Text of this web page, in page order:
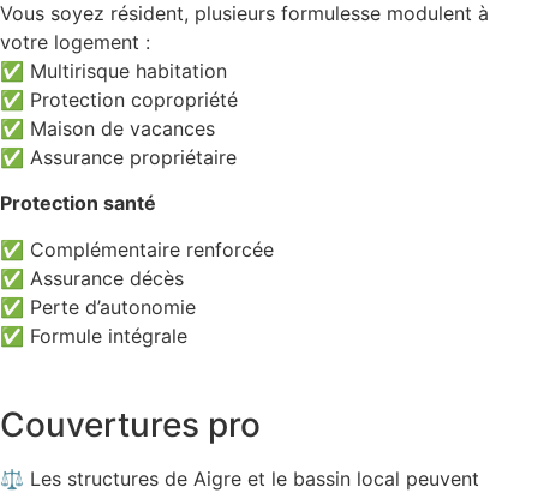
Vous soyez résident, plusieurs formulesse modulent à
votre logement :
✅ Multirisque habitation
✅ Protection copropriété
✅ Maison de vacances
✅ Assurance propriétaire
Protection santé
✅ Complémentaire renforcée
✅ Assurance décès
✅ Perte d’autonomie
✅ Formule intégrale
Couvertures pro
⚖️ Les structures de Aigre et le bassin local peuvent